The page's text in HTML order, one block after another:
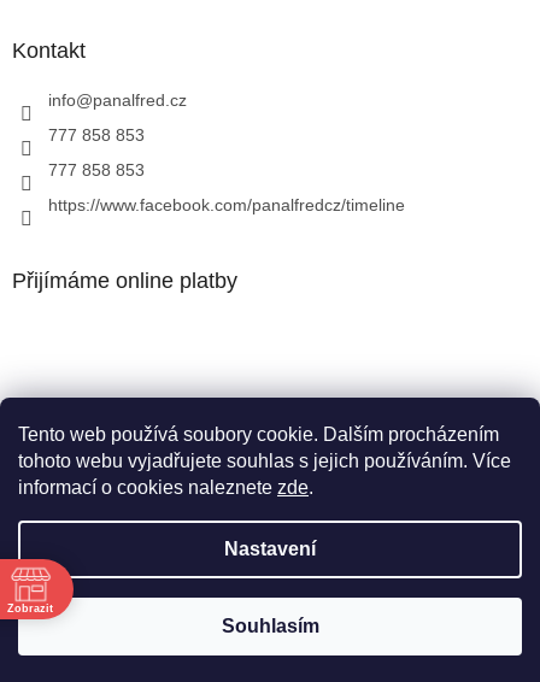
Tento web používá soubory cookie. Dalším procházením
tohoto webu vyjadřujete souhlas s jejich používáním. Více
informací o cookies naleznete zde.
Nastavení
Souhlasím
Kontakt
info@panalfred.cz
777 858 853
777 858 853
https://www.facebook.com/panalfredcz/timeline
Přijímáme online platby
Facebook
Vytvořil Shoptet
Pan Alfréd. Všechna práva vyhrazena.
Zobrazit